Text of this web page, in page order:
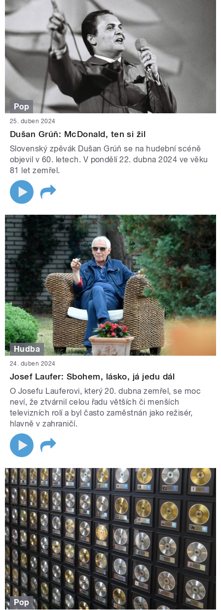
Pop
25. duben 2024
Dušan Grúň: McDonald, ten si žil
Slovenský zpěvák Dušan Grúň se na hudební scéně
objevil v 60. letech. V pondělí 22. dubna 2024 ve věku
81 let zemřel.
Hudba
24. duben 2024
Josef Laufer: Sbohem, lásko, já jedu dál
O Josefu Lauferovi, který 20. dubna zemřel, se moc
neví, že ztvárnil celou řadu větších či menších
televizních rolí a byl často zaměstnán jako režisér,
hlavně v zahraničí.
Pop